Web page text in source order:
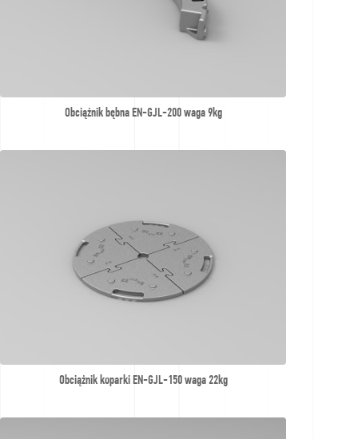
Obciążnik bębna EN-GJL-200 waga 9kg
Obciążnik koparki EN-GJL-150 waga 22kg